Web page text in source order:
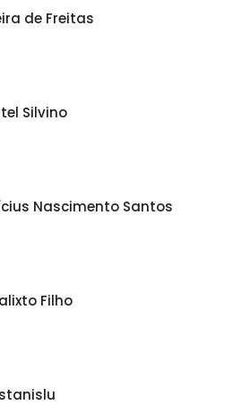
de Freitas
Silvino
Nascimento Santos
Filho